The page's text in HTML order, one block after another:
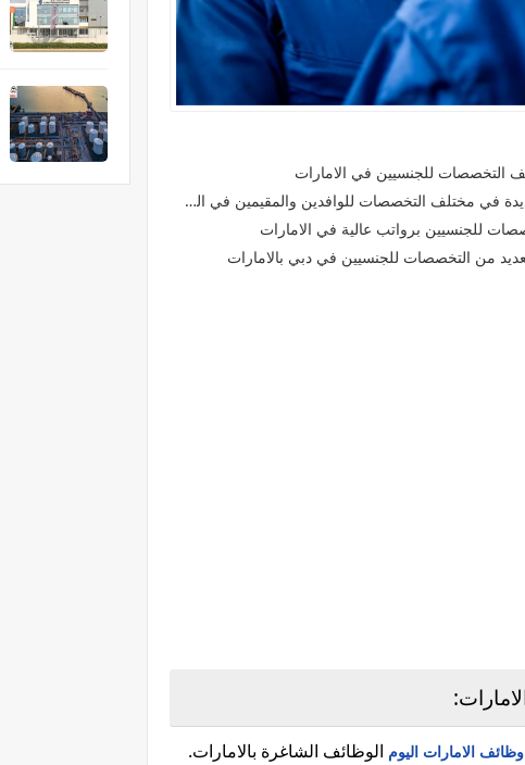
التخصصات للجنسيين في الامارات
مختلف التخصصات للوافدين والمقيمين في الشارقة
للجنسيين برواتب عالية في الامارات
من التخصصات للجنسيين في دبي بالامارات
وظائف الامارات اليوم الوظائف الشاغرة بالامارات.